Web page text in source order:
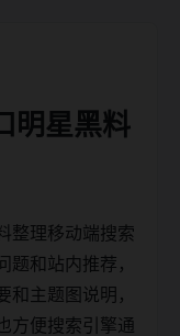
明星黑料
整理移动端搜索
题和站内推荐，
和主题图说明，
方便搜索引擎通